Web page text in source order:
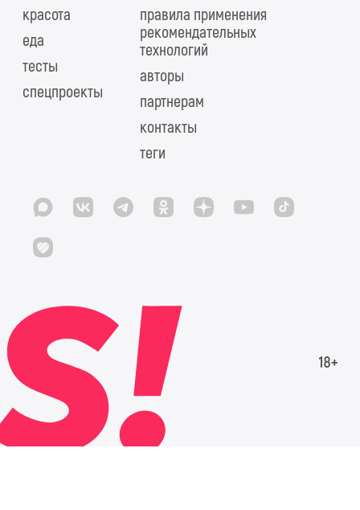
красота
еда
тесты
спецпроекты
правила применения
рекомендательных
технологий
авторы
партнерам
контакты
теги